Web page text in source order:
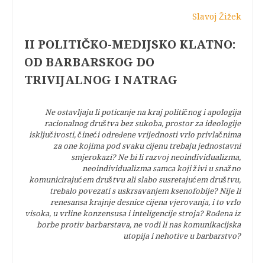
Slavoj Žižek
II POLITIČKO-MEDIJSKO KLATNO:
OD BARBARSKOG DO
TRIVIJALNOG I NATRAG
Ne ostavljaju li poticanje na kraj političnog i apologija
racionalnog društva bez sukoba, prostor za ideologije
isključivosti, čineći određene vrijednosti vrlo privlačnima
za one kojima pod svaku cijenu trebaju jednostavni
smjerokazi? Ne bi li razvoj neoindividualizma,
neoindividualizma samca koji živi u snažno
komunicirajućem društvu ali slabo susretajućem društvu,
trebalo povezati s uskrsavanjem ksenofobije? Nije li
renesansa krajnje desnice cijena vjerovanja, i to vrlo
visoka, u vrline konzensusa i inteligencije stroja? Rođena iz
borbe protiv barbarstava, ne vodi li nas komunikacijska
utopija i nehotive u barbarstvo?